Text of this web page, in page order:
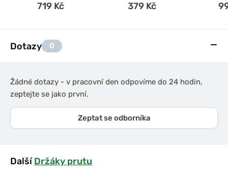
719 Kč 379 Kč
Dotazy 0
Žádné dotazy - v pracovní den odpovíme do 24 hodin,
zeptejte se jako první.
Zeptat se odborníka
DalšíDržáky prutu